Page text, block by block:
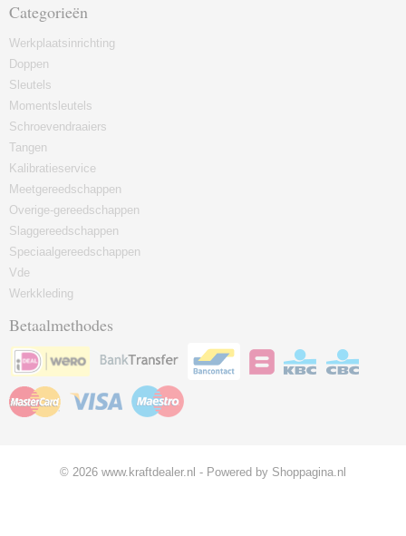
Categorieën
Werkplaatsinrichting
Doppen
Sleutels
Momentsleutels
Schroevendraaiers
Tangen
Kalibratieservice
Meetgereedschappen
Overige-gereedschappen
Slaggereedschappen
Speciaalgereedschappen
Vde
Werkkleding
Betaalmethodes
© 2026 www.kraftdealer.nl - Powered by Shoppagina.nl